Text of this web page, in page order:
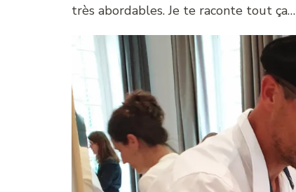
très abordables. Je te raconte tout ça…